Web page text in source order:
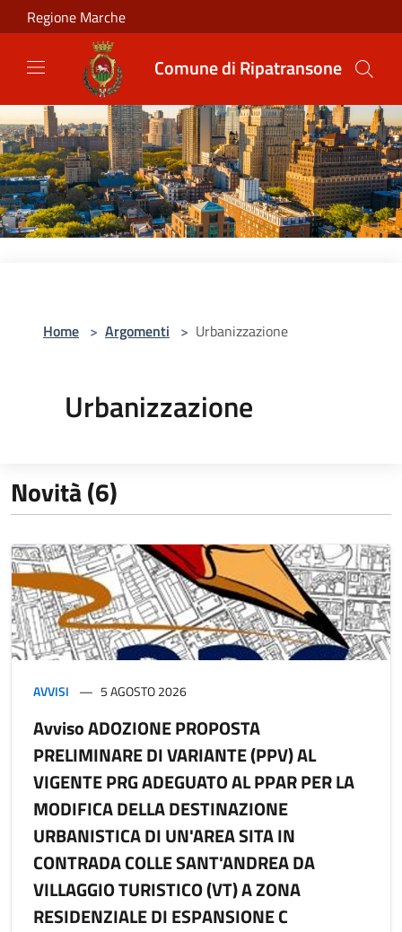
Salta al contenuto principale
Regione Marche
Comune di Ripatransone
Home > Argomenti > Urbanizzazione
Urbanizzazione
Novità (6)
AVVISI 5 AGOSTO 2026
Avviso ADOZIONE PROPOSTA
PRELIMINARE DI VARIANTE (PPV) AL
VIGENTE PRG ADEGUATO AL PPAR PER LA
MODIFICA DELLA DESTINAZIONE
URBANISTICA DI UN'AREA SITA IN
CONTRADA COLLE SANT'ANDREA DA
VILLAGGIO TURISTICO (VT) A ZONA
RESIDENZIALE DI ESPANSIONE C